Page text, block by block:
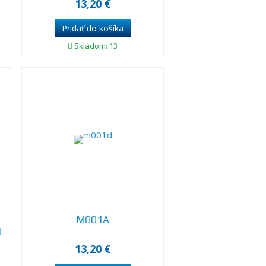
13,20 €
Skladom: 13
M001A
13,20 €